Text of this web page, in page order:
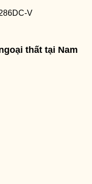
thất tại Nam